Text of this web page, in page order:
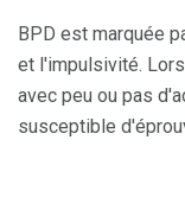
BPD est marquée
et l'impulsivité.
avec peu ou pas
susceptible